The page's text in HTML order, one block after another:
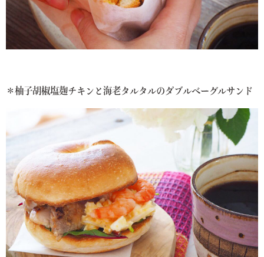
＊柚子胡椒塩麹チキンと海老タルタルのダブルベーグルサンド